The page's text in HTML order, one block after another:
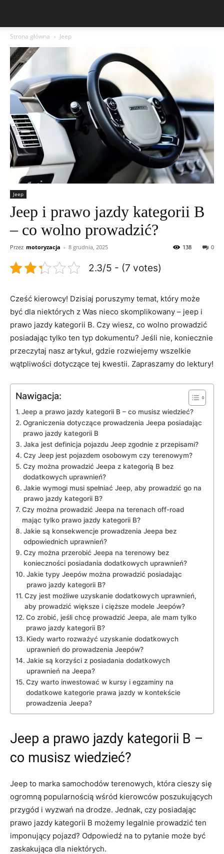
Strona główna Jeep
Jeep
Jeep i prawo jazdy kategorii B
– co wolno prowadzić?
Przez motoryzacja - 8 grudnia, 2025 0
138
2.3/5 - (7 votes)
Cześć kierowcy! ‍Dzisiaj⁤ poruszymy temat, który może
być dla niektórych z Was ‍nieco⁢ skomplikowany – jeep i
prawo jazdy kategorii B. Czy wiesz, co wolno prowadzić
posiadając tylko ten typ dokumentu?‌ Jeśli nie,‌ koniecznie
przeczytaj nasz artykuł,‌ gdzie⁤ rozwiejemy wszelkie
wątpliwości dotyczące tej kwestii. Zapraszamy do lektury!
Nawigacja:
Jeep a prawo jazdy‌ kategorii B – co musisz ⁢wiedzieć?
Ograniczenia dotyczące prowadzenia Jeepa ⁤posiadając
prawo jazdy kategorii B
Jaka ‌jest definicja pojazdu Jeep zgodnie z‌ przepisami?
Czy Jeep jest pojazdem osobowym czy ⁣terenowym?
Czy można prowadzić Jeepa z kategorią B ⁣bez
dodatkowych uprawnień?
Jakie wymogi musi spełniać Jeep,​ aby prowadzić go na
prawo jazdy‍ kategorii B?
Czy można prowadzić Jeepa na terenach off-road
mając tylko prawo jazdy ⁤kategorii B?
Jakie są konsekwencje prowadzenia Jeepa ⁢bez
odpowiednich ​uprawnień?
Czy⁤ można przerobić Jeepa na terenowy ​bez
konieczności posiadania⁢ dodatkowych uprawnień?
Jakie typy ​Jeepów można⁣ prowadzić posiadając
prawo jazdy ⁣kategorii​ B?
Czy jest ⁢możliwe uzyskanie ​dodatkowych⁢ uprawnień,
aby prowadzić⁣ większe i⁤ cięższe​ modele⁤ Jeepów?
Co ⁤zrobić, jeśli chcę prowadzić Jeepa, ale mam tylko
prawo jazdy kategorii B?
Kiedy‍ warto rozważyć uzyskanie dodatkowych
uprawnień do prowadzenia Jeepów?
Jakie są ⁤korzyści z posiadania dodatkowych
uprawnień⁤ na Jeepa?
Czy warto ⁤inwestować w kursy i ⁤egzaminy na
dodatkowe kategorie prawa jazdy w kontekście
prowadzenia Jeepa?
Jeep a prawo jazdy‌ kategorii B –
co musisz ⁢wiedzieć?
Jeep⁣ to marka ‌samochodów terenowych,⁢ która cieszy ⁤się
ogromną popularnością wśród ⁤kierowców ‌poszukujących
przygód ⁤i wyzwań na drodze.‍ Jednak, czy posiadając
prawo jazdy kategorii​ B‍ możemy legalnie prowadzić ten
imponujący pojazd? Odpowiedź na to​ pytanie może być ​
zaskakująca dla ‍niektórych.